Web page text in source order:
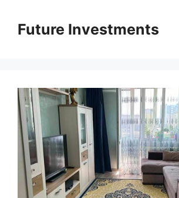
вмістуFuture Investments